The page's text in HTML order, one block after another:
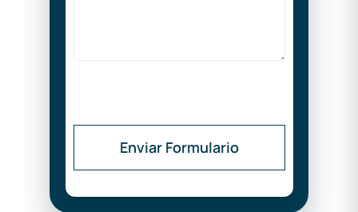
Enviar Formulario